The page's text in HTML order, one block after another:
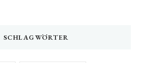
SCHLAGWÖRTER